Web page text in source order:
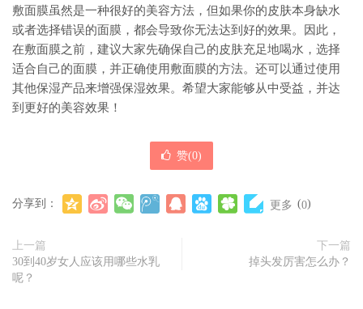
敷面膜虽然是一种很好的美容方法，但如果你的皮肤本身缺水
或者选择错误的面膜，都会导致你无法达到好的效果。因此，
在敷面膜之前，建议大家先确保自己的皮肤充足地喝水，选择
适合自己的面膜，并正确使用敷面膜的方法。还可以通过使用
其他保湿产品来增强保湿效果。希望大家能够从中受益，并达
到更好的美容效果！
赞(0)
分享到： 更多 (0)
上一篇
30到40岁女人应该用哪些水乳
呢？
下一篇
掉头发厉害怎么办？